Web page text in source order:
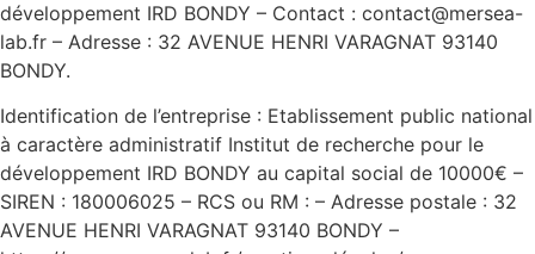
développement IRD BONDY – Contact : contact@mersea-
lab.fr – Adresse : 32 AVENUE HENRI VARAGNAT 93140
BONDY.
Identification de l’entreprise : Etablissement public national
à caractère administratif Institut de recherche pour le
développement IRD BONDY au capital social de 10000€ –
SIREN : 180006025 – RCS ou RM : – Adresse postale : 32
AVENUE HENRI VARAGNAT 93140 BONDY –